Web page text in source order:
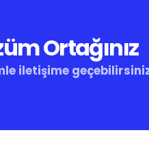
Ortağınız
iletişime